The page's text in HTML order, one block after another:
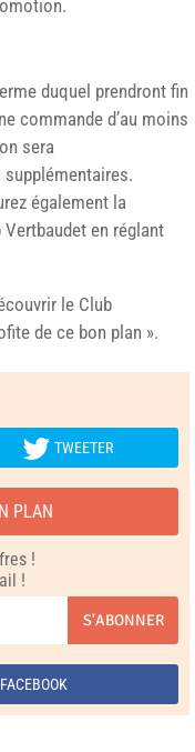
duquel prendront fin
commande d’au moins
sera
également la
en réglant
le Club
de ce bon plan ».
TWEETER
PLAN
!
!
S'ABONNER